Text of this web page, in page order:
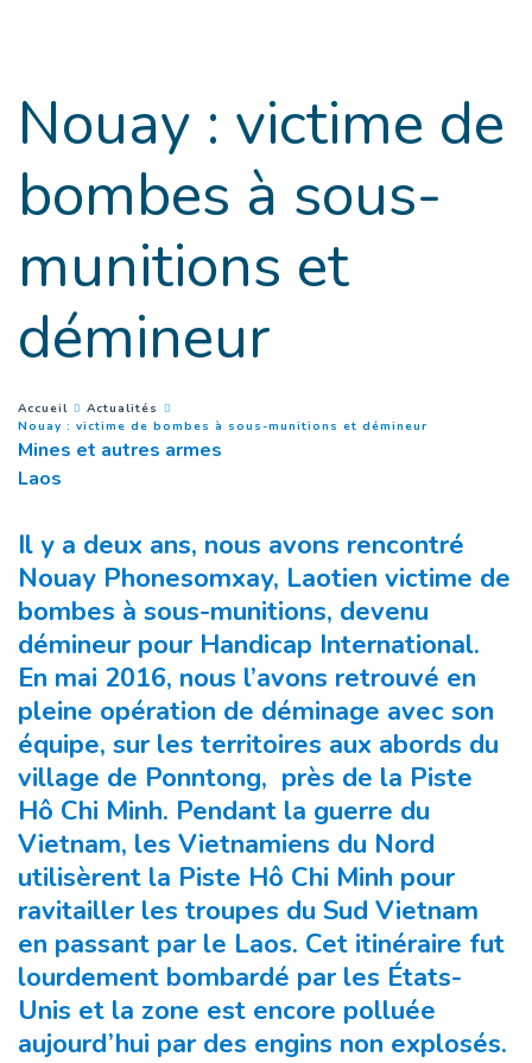
Nouay : victime de
bombes à sous-
munitions et
démineur
You are here :
Accueil
Actualités
Nouay : victime de bombes à sous-munitions et démineur
Mines et autres armes
Laos
Il y a deux ans, nous avons rencontré
Nouay Phonesomxay, Laotien victime de
bombes à sous-munitions, devenu
démineur pour Handicap International.
En mai 2016, nous l’avons retrouvé en
pleine opération de déminage avec son
équipe, sur les territoires aux abords du
village de Ponntong, près de la Piste
Hô Chi Minh. Pendant la guerre du
Vietnam, les Vietnamiens du Nord
utilisèrent la Piste Hô Chi Minh pour
ravitailler les troupes du Sud Vietnam
en passant par le Laos. Cet itinéraire fut
lourdement bombardé par les États-
Unis et la zone est encore polluée
aujourd’hui par des engins non explosés.